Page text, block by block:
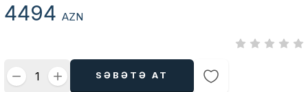
4494AZN
SƏBƏTƏ AT